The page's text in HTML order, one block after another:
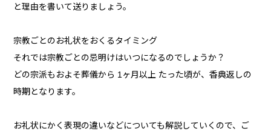
と理由を書いて送りましょう。
宗教ごとのお礼状をおくるタイミング
それでは宗教ごとの忌明けはいつになるのでしょうか？
どの宗派もおよそ葬儀から 1ヶ月以上 たった頃が、香典返しの
時期となります。
お礼状にかく表現の違いなどについても解説していくので、ご